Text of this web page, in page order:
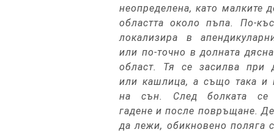
неопределена, като малките
областта около пъпа. По-
локализира в
или по-точно в долната
област. Тя се засилва при
или кашлица, а също така и
на сън. След болката се
гадене и после повръщане.
да лежи, обикновено поляга